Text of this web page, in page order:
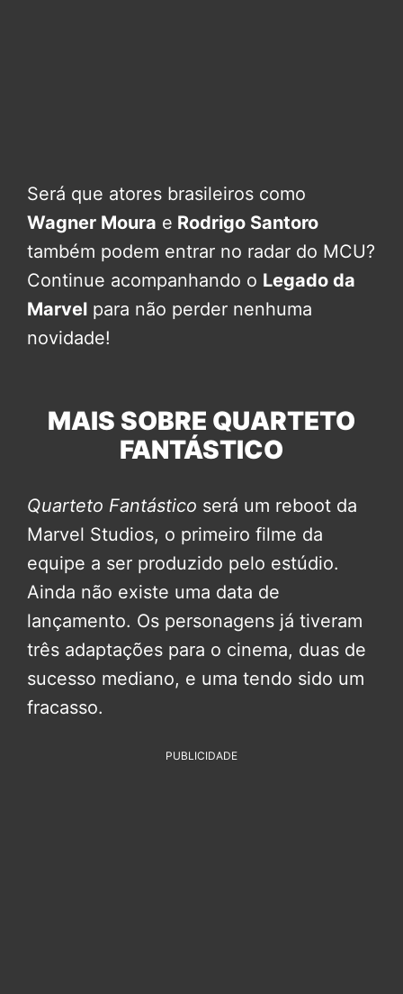
Será que atores brasileiros como
Wagner Moura e Rodrigo Santoro
também podem entrar no radar do MCU?
Continue acompanhando o Legado da
Marvel para não perder nenhuma
novidade!
MAIS SOBRE QUARTETO
FANTÁSTICO
Quarteto Fantástico será um reboot da
Marvel Studios, o primeiro filme da
equipe a ser produzido pelo estúdio.
Ainda não existe uma data de
lançamento. Os personagens já tiveram
três adaptações para o cinema, duas de
sucesso mediano, e uma tendo sido um
fracasso.
PUBLICIDADE